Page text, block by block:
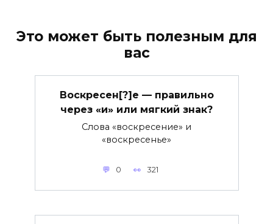
Это может быть полезным для
вас
Воскресен[?]е — правильно
через «и» или мягкий знак?
Слова «воскресение» и
«воскресенье»
0 321